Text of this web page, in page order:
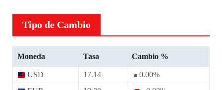
Tipo de Cambio
Moneda Tasa Cambio %
USD 17.14 0.00%